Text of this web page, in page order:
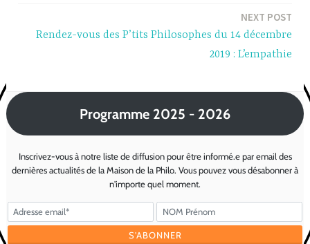
NEXT POST
Rendez-vous des P’tits Philosophes du 14 décembre
2019 : L’empathie
Programme 2025 - 2026
Inscrivez-vous à notre liste de diffusion pour être informé.e par email des
dernières actualités de la Maison de la Philo. Vous pouvez vous désabonner à
n'importe quel moment.